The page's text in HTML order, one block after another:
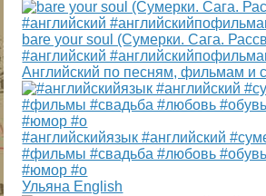
bare your soul (Сумерки. Сага.
#английский
Английский по песням, фильмам и
#английскийязык #английский
#фильмы #свадьба #любовь
#юмор #о
Ульяна English